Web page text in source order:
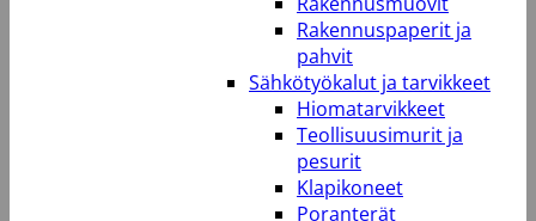
Rakennuspaperit ja
pahvit
Sähkötyökalut ja tarvikkeet
Hiomatarvikkeet
Teollisuusimurit ja
pesurit
Klapikoneet
Poranterät